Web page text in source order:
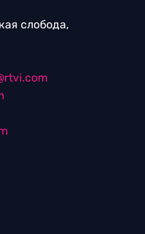
слобода,